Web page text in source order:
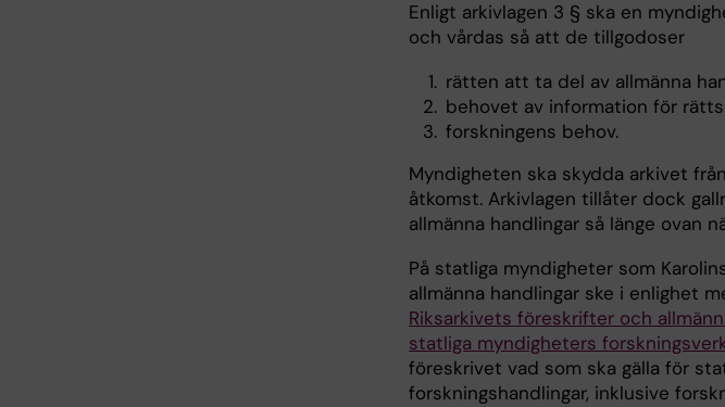
Enligt arkivlagen 3 § ska en
och vårdas så att de tillgodoser
rätten att ta del av allmänna
behovet av information för
forskningens behov.
Myndigheten ska skydda arkivet
åtkomst. Arkivlagen tillåter dock
allmänna handlingar så länge ovan
På statliga myndigheter som
allmänna handlingar ske i enlighet
Riksarkivets föreskrifter och
statliga myndigheters
föreskrivet vad som ska gälla för
forskningshandlingar, inklusive